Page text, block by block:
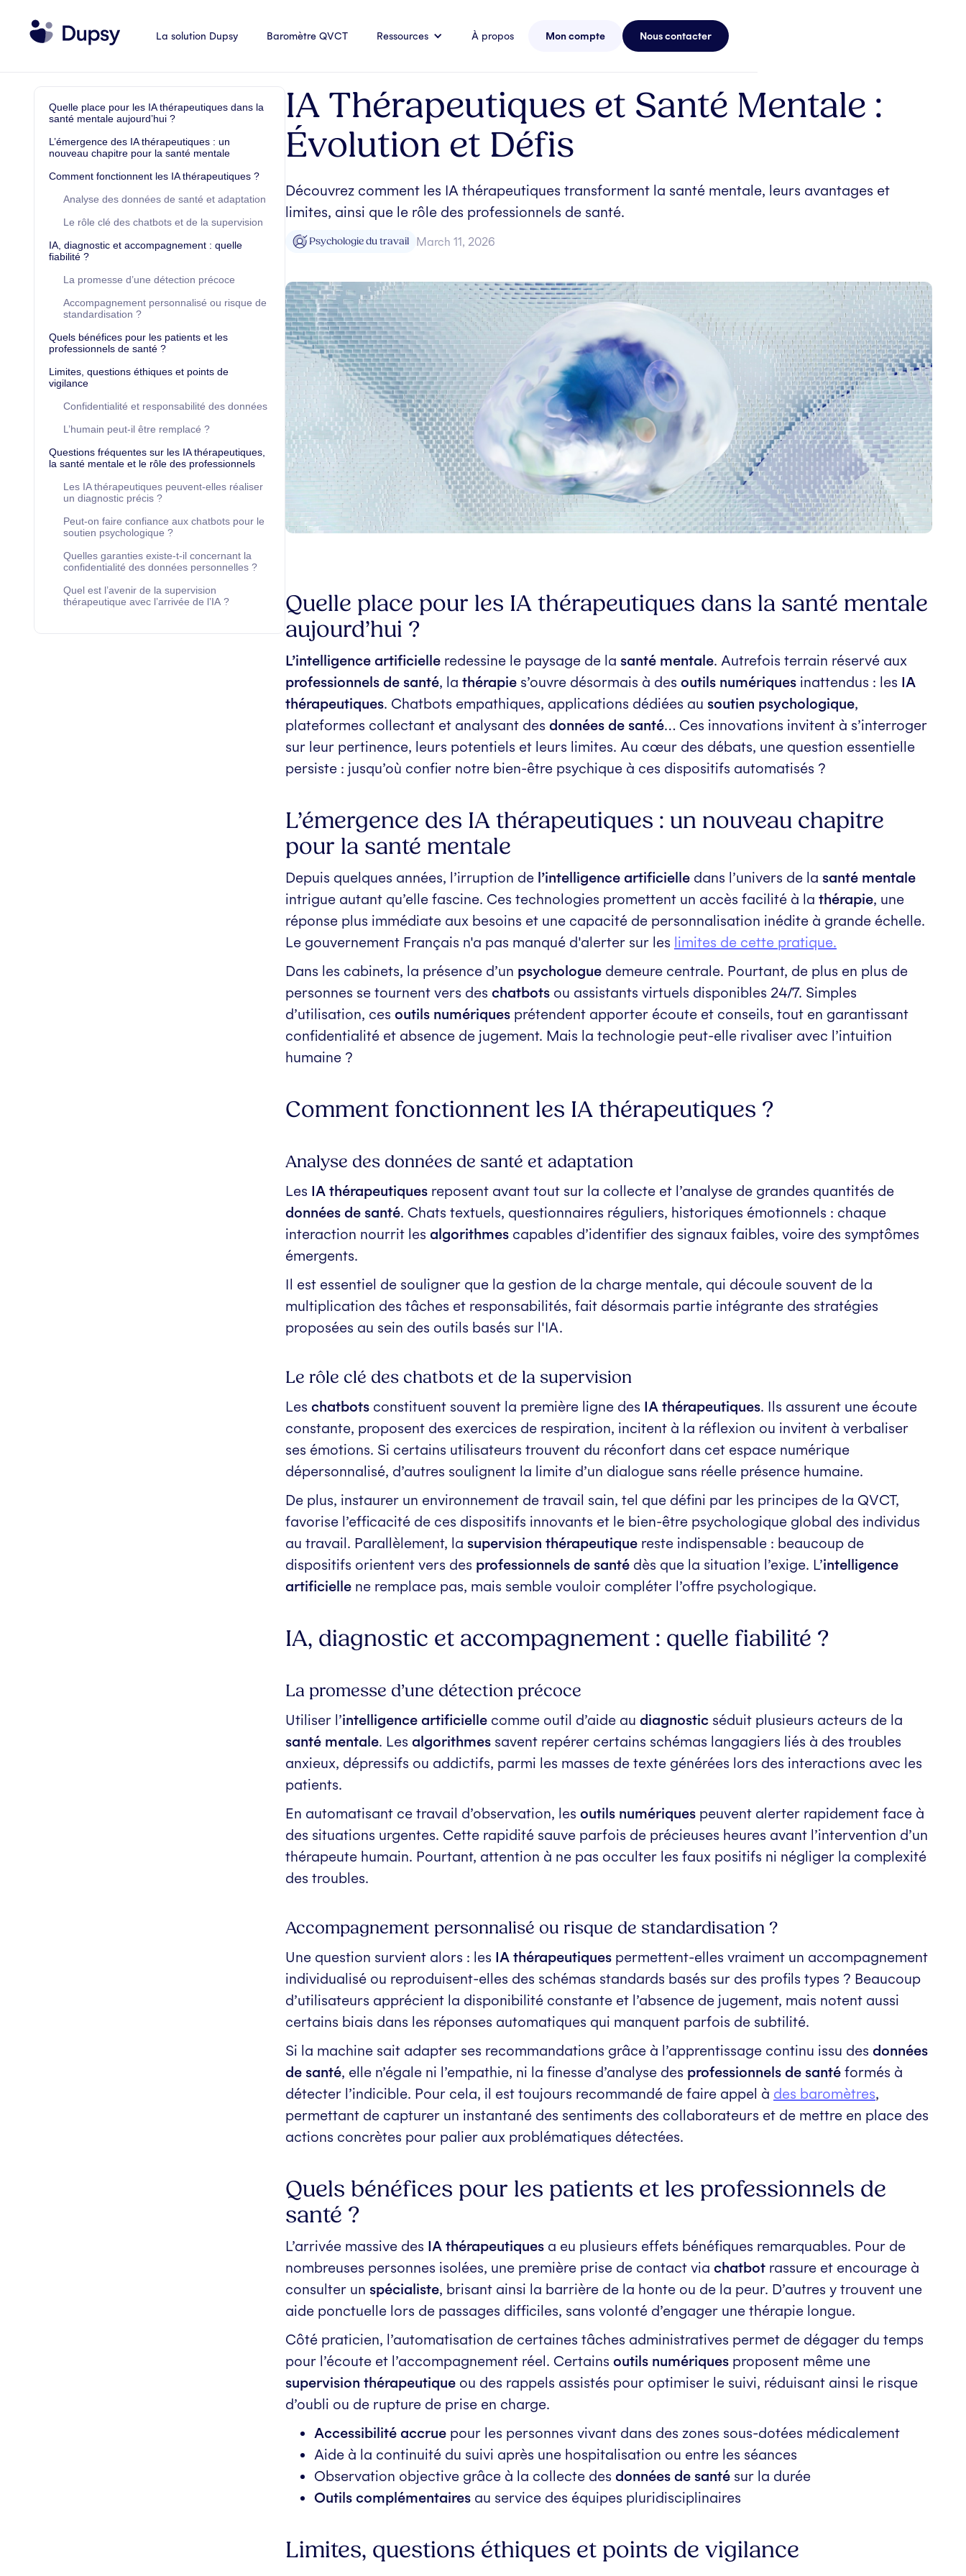
La solution Dupsy Baromètre QVCT Ressources À propos Mon compte Nous contacter
Quelle place pour les IA thérapeutiques dans la
santé mentale aujourd’hui ?
L’émergence des IA thérapeutiques : un
nouveau chapitre pour la santé mentale
Comment fonctionnent les IA thérapeutiques ?
Analyse des données de santé et adaptation
Le rôle clé des chatbots et de la supervision
IA, diagnostic et accompagnement : quelle
fiabilité ?
La promesse d’une détection précoce
Accompagnement personnalisé ou risque de
standardisation ?
Quels bénéfices pour les patients et les
professionnels de santé ?
Limites, questions éthiques et points de
vigilance
Confidentialité et responsabilité des données
L’humain peut-il être remplacé ?
Questions fréquentes sur les IA thérapeutiques,
la santé mentale et le rôle des professionnels
Les IA thérapeutiques peuvent-elles réaliser
un diagnostic précis ?
Peut-on faire confiance aux chatbots pour le
soutien psychologique ?
Quelles garanties existe-t-il concernant la
confidentialité des données personnelles ?
Quel est l’avenir de la supervision
thérapeutique avec l’arrivée de l’IA ?
IA Thérapeutiques et Santé Mentale :
Évolution et Défis
Découvrez comment les IA thérapeutiques transforment la santé mentale, leurs avantages et
limites, ainsi que le rôle des professionnels de santé.
Psychologie du travail March 11, 2026
Quelle place pour les IA thérapeutiques dans la santé mentale
aujourd’hui ?
L’intelligence artificielle redessine le paysage de la santé mentale. Autrefois terrain réservé aux
professionnels de santé, la thérapie s’ouvre désormais à des outils numériques inattendus : les IA
thérapeutiques. Chatbots empathiques, applications dédiées au soutien psychologique,
plateformes collectant et analysant des données de santé… Ces innovations invitent à s’interroger
sur leur pertinence, leurs potentiels et leurs limites. Au cœur des débats, une question essentielle
persiste : jusqu’où confier notre bien-être psychique à ces dispositifs automatisés ?
L’émergence des IA thérapeutiques : un nouveau chapitre
pour la santé mentale
Depuis quelques années, l’irruption de l’intelligence artificielle dans l’univers de la santé mentale
intrigue autant qu’elle fascine. Ces technologies promettent un accès facilité à la thérapie, une
réponse plus immédiate aux besoins et une capacité de personnalisation inédite à grande échelle.
Le gouvernement Français n'a pas manqué d'alerter sur les limites de cette pratique.
Dans les cabinets, la présence d’un psychologue demeure centrale. Pourtant, de plus en plus de
personnes se tournent vers des chatbots ou assistants virtuels disponibles 24/7. Simples
d’utilisation, ces outils numériques prétendent apporter écoute et conseils, tout en garantissant
confidentialité et absence de jugement. Mais la technologie peut-elle rivaliser avec l’intuition
humaine ?
Comment fonctionnent les IA thérapeutiques ?
Analyse des données de santé et adaptation
Les IA thérapeutiques reposent avant tout sur la collecte et l’analyse de grandes quantités de
données de santé. Chats textuels, questionnaires réguliers, historiques émotionnels : chaque
interaction nourrit les algorithmes capables d’identifier des signaux faibles, voire des symptômes
émergents.
Il est essentiel de souligner que la gestion de la charge mentale, qui découle souvent de la
multiplication des tâches et responsabilités, fait désormais partie intégrante des stratégies
proposées au sein des outils basés sur l'IA.
Le rôle clé des chatbots et de la supervision
Les chatbots constituent souvent la première ligne des IA thérapeutiques. Ils assurent une écoute
constante, proposent des exercices de respiration, incitent à la réflexion ou invitent à verbaliser
ses émotions. Si certains utilisateurs trouvent du réconfort dans cet espace numérique
dépersonnalisé, d’autres soulignent la limite d’un dialogue sans réelle présence humaine.
De plus, instaurer un environnement de travail sain, tel que défini par les principes de la QVCT,
favorise l’efficacité de ces dispositifs innovants et le bien-être psychologique global des individus
au travail. Parallèlement, la supervision thérapeutique reste indispensable : beaucoup de
dispositifs orientent vers des professionnels de santé dès que la situation l’exige. L’intelligence
artificielle ne remplace pas, mais semble vouloir compléter l’offre psychologique.
IA, diagnostic et accompagnement : quelle fiabilité ?
La promesse d’une détection précoce
Utiliser l’intelligence artificielle comme outil d’aide au diagnostic séduit plusieurs acteurs de la
santé mentale. Les algorithmes savent repérer certains schémas langagiers liés à des troubles
anxieux, dépressifs ou addictifs, parmi les masses de texte générées lors des interactions avec les
patients.
En automatisant ce travail d’observation, les outils numériques peuvent alerter rapidement face à
des situations urgentes. Cette rapidité sauve parfois de précieuses heures avant l’intervention d’un
thérapeute humain. Pourtant, attention à ne pas occulter les faux positifs ni négliger la complexité
des troubles.
Accompagnement personnalisé ou risque de standardisation ?
Une question survient alors : les IA thérapeutiques permettent-elles vraiment un accompagnement
individualisé ou reproduisent-elles des schémas standards basés sur des profils types ? Beaucoup
d’utilisateurs apprécient la disponibilité constante et l’absence de jugement, mais notent aussi
certains biais dans les réponses automatiques qui manquent parfois de subtilité.
Si la machine sait adapter ses recommandations grâce à l’apprentissage continu issu des données
de santé, elle n’égale ni l’empathie, ni la finesse d’analyse des professionnels de santé formés à
détecter l’indicible. Pour cela, il est toujours recommandé de faire appel à des baromètres,
permettant de capturer un instantané des sentiments des collaborateurs et de mettre en place des
actions concrètes pour palier aux problématiques détectées.
Quels bénéfices pour les patients et les professionnels de
santé ?
L’arrivée massive des IA thérapeutiques a eu plusieurs effets bénéfiques remarquables. Pour de
nombreuses personnes isolées, une première prise de contact via chatbot rassure et encourage à
consulter un spécialiste, brisant ainsi la barrière de la honte ou de la peur. D’autres y trouvent une
aide ponctuelle lors de passages difficiles, sans volonté d’engager une thérapie longue.
Côté praticien, l’automatisation de certaines tâches administratives permet de dégager du temps
pour l’écoute et l’accompagnement réel. Certains outils numériques proposent même une
supervision thérapeutique ou des rappels assistés pour optimiser le suivi, réduisant ainsi le risque
d’oubli ou de rupture de prise en charge.
Accessibilité accrue pour les personnes vivant dans des zones sous-dotées médicalement
Aide à la continuité du suivi après une hospitalisation ou entre les séances
Observation objective grâce à la collecte des données de santé sur la durée
Outils complémentaires au service des équipes pluridisciplinaires
Limites, questions éthiques et points de vigilance